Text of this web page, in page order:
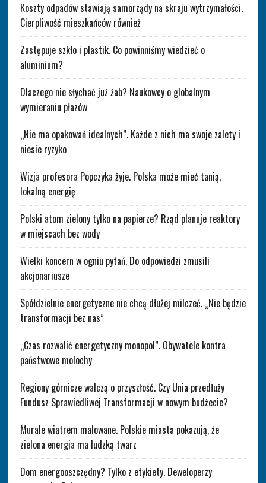
Koszty odpadów stawiają samorządy na skraju wytrzymałości.
Cierpliwość mieszkańców również
Zastępuje szkło i plastik. Co powinniśmy wiedzieć o
aluminium?
Dlaczego nie słychać już żab? Naukowcy o globalnym
wymieraniu płazów
„Nie ma opakowań idealnych”. Każde z nich ma swoje zalety i
niesie ryzyko
Wizja profesora Popczyka żyje. Polska może mieć tanią,
lokalną energię
Polski atom zielony tylko na papierze? Rząd planuje reaktory
w miejscach bez wody
Wielki koncern w ogniu pytań. Do odpowiedzi zmusili
akcjonariusze
Spółdzielnie energetyczne nie chcą dłużej milczeć. „Nie będzie
transformacji bez nas”
„Czas rozwalić energetyczny monopol”. Obywatele kontra
państwowe molochy
Regiony górnicze walczą o przyszłość. Czy Unia przedłuży
Fundusz Sprawiedliwej Transformacji w nowym budżecie?
Murale wiatrem malowane. Polskie miasta pokazują, że
zielona energia ma ludzką twarz
Dom energooszczędny? Tylko z etykiety. Deweloperzy